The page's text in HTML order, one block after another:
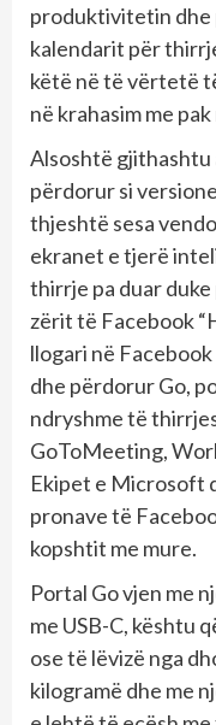
produktivitetin dhe
kalendarit për
këtë në të vërtetë
në krahasim me pak
Alsoshtë gjithashtu
përdorur si
thjeshtë sesa
ekranet e tjerë
thirrje pa duar
zërit të Facebook
llogari në
dhe përdorur Go,
ndryshme të
GoToMeeting,
Ekipet e Microsoft
pronave të
kopshtit me mure.
Portal Go vjen me
me USB-C, kështu
ose të lëvizë nga
kilogramë dhe me